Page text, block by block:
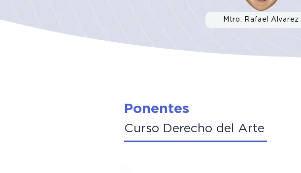
Mtro. Rafael Álvarez
Ponentes
Curso Derecho del Arte